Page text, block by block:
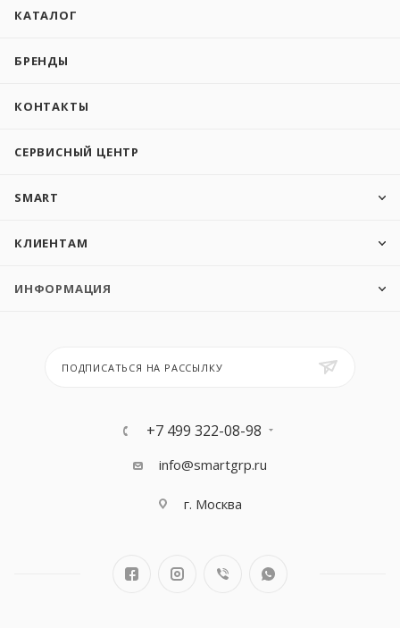
КАТАЛОГ
БРЕНДЫ
КОНТАКТЫ
СЕРВИСНЫЙ ЦЕНТР
SMART
КЛИЕНТАМ
ИНФОРМАЦИЯ
ПОДПИСАТЬСЯ НА РАССЫЛКУ
+7 499 322-08-98
info@smartgrp.ru
г. Москва